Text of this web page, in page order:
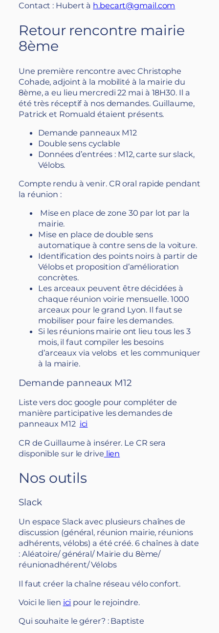
Contact : Hubert à h.becart@gmail.com
Retour rencontre mairie
8ème
Une première rencontre avec Christophe
Cohade, adjoint à la mobilité à la mairie du
8ème, a eu lieu mercredi 22 mai à 18H30. Il a
été très réceptif à nos demandes. Guillaume,
Patrick et Romuald étaient présents.
Demande panneaux M12
Double sens cyclable
Données d’entrées : M12, carte sur slack,
Vélobs.
Compte rendu à venir. CR oral rapide pendant
la réunion :
Mise en place de zone 30 par lot par la
mairie.
Mise en place de double sens
automatique à contre sens de la voiture.
Identification des points noirs à partir de
Vélobs et proposition d’amélioration
concrètes.
Les arceaux peuvent être décidées à
chaque réunion voirie mensuelle. 1000
arceaux pour le grand Lyon. Il faut se
mobiliser pour faire les demandes.
Si les réunions mairie ont lieu tous les 3
mois, il faut compiler les besoins
d’arceaux via velobs et les communiquer
à la mairie.
Demande panneaux M12
Liste vers doc google pour compléter de
manière participative les demandes de
panneaux M12 ici
CR de Guillaume à insérer. Le CR sera
disponible sur le drive lien
Nos outils
Slack
Un espace Slack avec plusieurs chaînes de
discussion (général, réunion mairie, réunions
adhérents, vélobs) a été créé. 6 chaînes à date
: Aléatoire/ général/ Mairie du 8ème/
réunionadhérent/ Vélobs
Il faut créer la chaîne réseau vélo confort.
Voici le lien ici pour le rejoindre.
Qui souhaite le gérer? : Baptiste